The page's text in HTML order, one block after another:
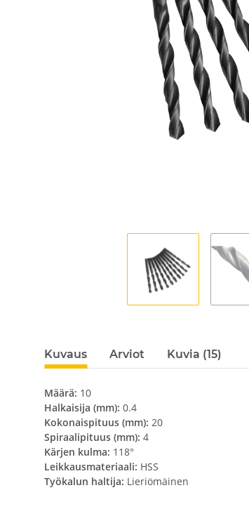
Kuvaus Arviot Kuvia (15)
Määrä: 10
Halkaisija (mm): 0.4
Kokonaispituus (mm): 20
Spiraalipituus (mm): 4
Kärjen kulma: 118°
Leikkausmateriaali: HSS
Työkalun haltija: Lieriömäinen